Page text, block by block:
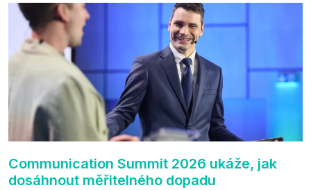
zúčastnit i příštího ročníku. „Příjemná konference,
výborný program, hezké prostory, Daniel Stach
absolutně nejlepší moderátor!!!“ Tak shrnul
Communication Summit jeden z 330 účastníků ve
své zpětné vazbě. Ta potvrdila, co bylo slyšet i
cítit po celý 9. červen v Pragovce – že ročník s
tématem „Od chaosu k dopadu“ se skutečně
povedl.
Communication Summit 2026 ukáže, jak
dosáhnout měřitelného dopadu